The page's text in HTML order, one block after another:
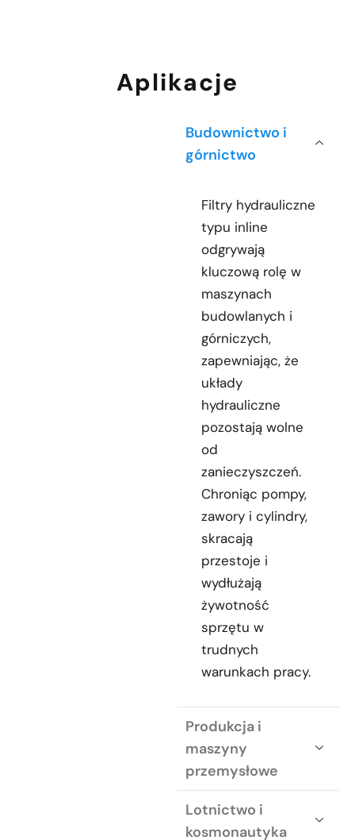
Aplikacje
Budownictwo i
górnictwo
Filtry hydrauliczne
typu inline
odgrywają
kluczową rolę w
maszynach
budowlanych i
górniczych,
zapewniając, że
układy
hydrauliczne
pozostają wolne
od
zanieczyszczeń.
Chroniąc pompy,
zawory i cylindry,
skracają
przestoje i
wydłużają
żywotność
sprzętu w
trudnych
warunkach pracy.
Produkcja i
maszyny
przemysłowe
Lotnictwo i
kosmonautyka